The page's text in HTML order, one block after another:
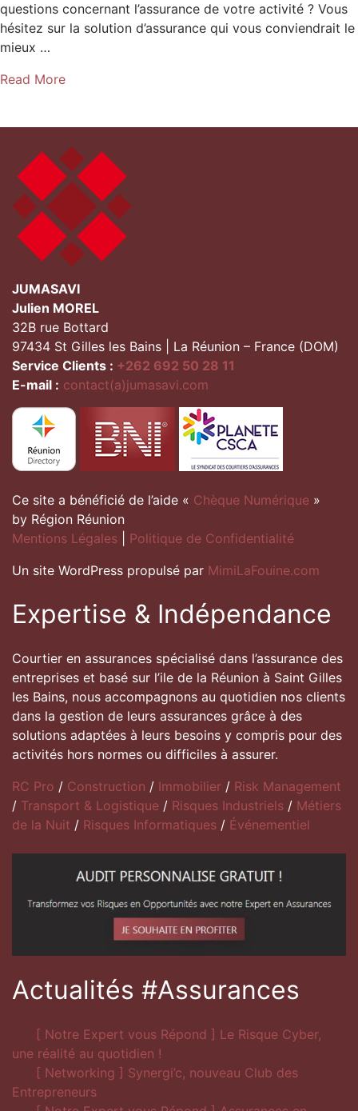
questions concernant l’assurance de votre activité ? Vous
hésitez sur la solution d’assurance qui vous conviendrait le
mieux …
Read More
JUMASAVI
Julien MOREL
32B rue Bottard
97434 St Gilles les Bains | La Réunion – France (DOM)
Service Clients : +262 692 50 28 11
E-mail : contact(a)jumasavi.com
Ce site a bénéficié de l’aide « Chèque Numérique »
by Région Réunion
Mentions Légales
Politique de Confidentialité
Un site WordPress propulsé par MimiLaFouine.com
Expertise & Indépendance
Courtier en assurances spécialisé dans l’assurance des
entreprises et basé sur l’ile de la Réunion à Saint Gilles
les Bains, nous accompagnons au quotidien nos clients
dans la gestion de leurs assurances grâce à des
solutions adaptées à leurs besoins y compris pour des
activités hors normes ou difficiles à assurer.
RC Pro / Construction / Immobilier / Risk Management
/ Transport & Logistique / Risques Industriels / Métiers
de la Nuit / Risques Informatiques / Événementiel
Actualités #Assurances
[ Notre Expert vous Répond ] Le Risque Cyber,
une réalité au quotidien !
[ Networking ] Synergi’c, nouveau Club des
Entrepreneurs